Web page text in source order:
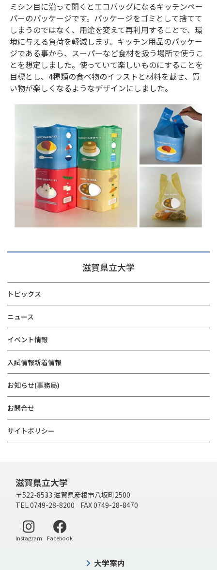
滋賀県立大学
トピックス
ニュース
イベント情報
入試情報新着情報
お知らせ(事務局)
お問合せ
サイトポリシー
ミシン目に沿って開くとエコバッグになるキッチンペー
パーのパッケージです。パッケージをゴミとして捨てて
しまうのではなく、用途を変えて再利用することで、環
境に与える負荷を軽減します。キッチン用品のパッケー
ジである事から、スーパーなど食材を扱う場所で使うこ
とを想定しました。使っていて楽しいものにすることを
目標とし、4種類の食べ物のイラストと材料を載せ、買
い物が楽しくなるようなデザインにしました。
滋賀県立大学
〒522-8533 滋賀県彦根市八坂町2500
TEL 0749-28-8200 FAX 0749-28-8470
Instagram 別ウィンドウで開く
Facebook別ウィンドウで開く
大学案内